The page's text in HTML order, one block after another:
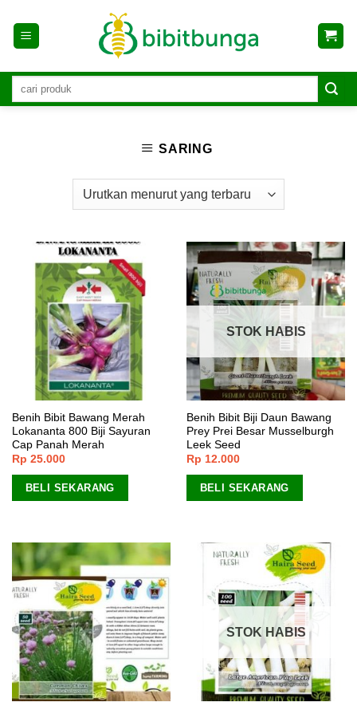
content
SARING
Benih Bibit Bawang Merah
Lokananta 800 Biji Sayuran
Cap Panah Merah
Rp 25.000
BELI SEKARANG
STOK HABIS
Benih Bibit Biji Daun Bawang
Prey Prei Besar Musselburgh
Leek Seed
Rp 12.000
BELI SEKARANG
STOK HABIS